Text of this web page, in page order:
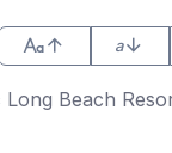
a
Beach